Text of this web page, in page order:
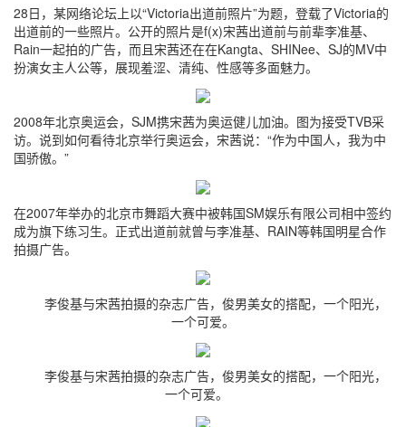
28日，某网络论坛上以“Victoria出道前照片”为题，登载了Victoria的
出道前的一些照片。公开的照片是f(x)宋茜出道前与前辈李准基、
Rain一起拍的广告，而且宋茜还在在Kangta、SHINee、SJ的MV中
扮演女主人公等，展现羞涩、清纯、性感等多面魅力。
2008年北京奥运会，SJM携宋茜为奥运健儿加油。图为接受TVB采
访。说到如何看待北京举行奥运会，宋茜说：“作为中国人，我为中
国骄傲。”
在2007年举办的北京市舞蹈大赛中被韩国SM娱乐有限公司相中签约
成为旗下练习生。正式出道前就曾与李准基、RAIN等韩国明星合作
拍摄广告。
李俊基与宋茜拍摄的杂志广告，俊男美女的搭配，一个阳光，
一个可爱。
李俊基与宋茜拍摄的杂志广告，俊男美女的搭配，一个阳光，
一个可爱。